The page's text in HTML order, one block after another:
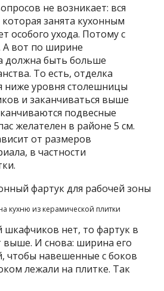
не возникает: вся
которая занята кухонным
особого ухода. Потому с
А вот по ширине
должна быть больше
То есть, отделка
ниже уровня столешницы
и заканчиваться выше
подвесные
желателен в районе 5 см.
от размеров
в частности
кухню из керамической плитки
шкафчиков нет, то фартук в
выше. И снова: ширина его
чтобы навешенные с боков
лежали на плитке. Так